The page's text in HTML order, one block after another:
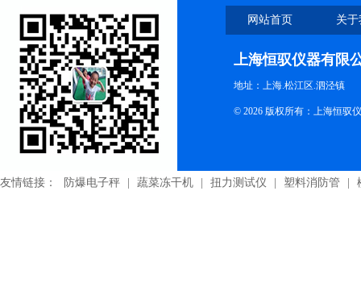
网站首页 关
上海恒驭仪器有限
地址：上海.松江区.泗泾镇
© 2026 版权所有：上海恒驭
友情链接： 防爆电子秤 蔬菜冻干机 扭力测试仪 塑料消防管